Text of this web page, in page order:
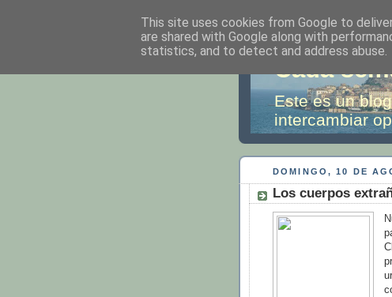
Cada
Este es un
intercambiar
DOMINGO, 10 DE
Los cuerpos
This site uses cookies from Google to
are shared with Google along with
statistics, and to detect and address abuse.